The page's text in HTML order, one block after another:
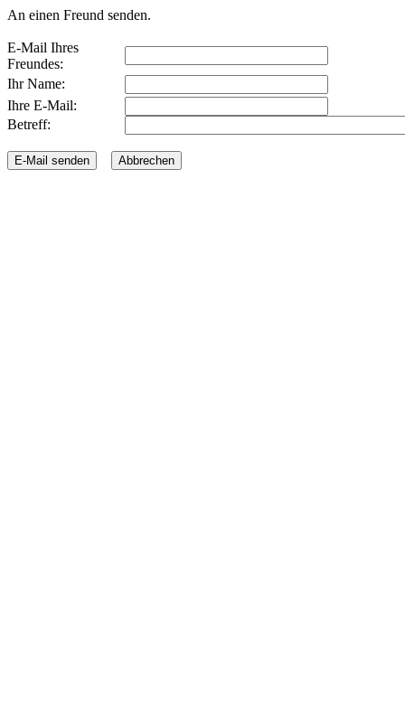
An einen Freund senden.
E-Mail Ihres
Freundes:
Ihr Name:
Ihre E-Mail:
Betreff: